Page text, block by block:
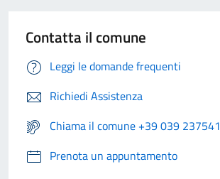
Contatta il comune
Leggi le domande frequenti
Richiedi Assistenza
Chiama il comune +39 039 237541
Prenota un appuntamento